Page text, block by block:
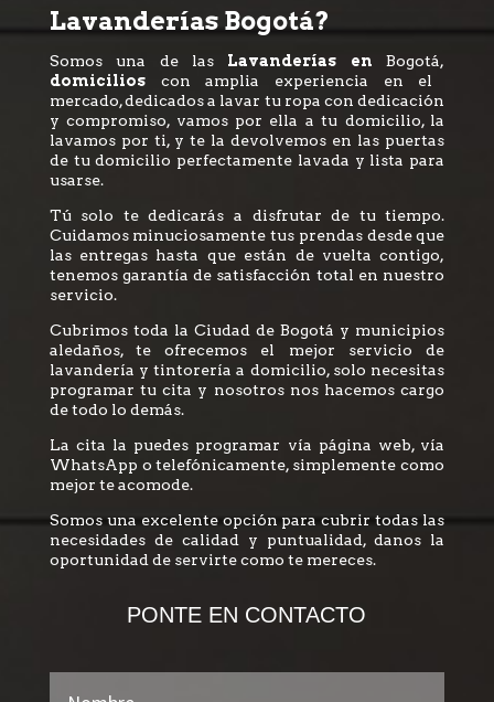
Lavanderías Bogotá?
Somos una de las Lavanderías en Bogotá,
domicilioscon amplia experiencia en el
mercado, dedicados a lavar tu ropa con dedicación
y compromiso, vamos por ella a tu domicilio, la
lavamos por ti, y te la devolvemos en las puertas
de tu domicilio perfectamente lavada y lista para
usarse.
Tú solo te dedicarás a disfrutar de tu tiempo.
Cuidamos minuciosamente tus prendas desde que
las entregas hasta que están de vuelta contigo,
tenemos garantía de satisfacción total en nuestro
servicio.
Cubrimos toda la Ciudad de Bogotá y municipios
aledaños, te ofrecemos el mejor servicio de
lavandería y tintorería a domicilio, solo necesitas
programar tu cita y nosotros nos hacemos cargo
de todo lo demás.
La cita la puedes programar vía página web, vía
WhatsApp o telefónicamente, simplemente como
mejor te acomode.
Somos una excelente opción para cubrir todas las
necesidades de calidad y puntualidad, danos la
oportunidad de servirte como te mereces.
PONTE EN CONTACTO